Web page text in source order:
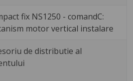
fix NS1250 - comandC:
motor vertical instalare
de distributie al